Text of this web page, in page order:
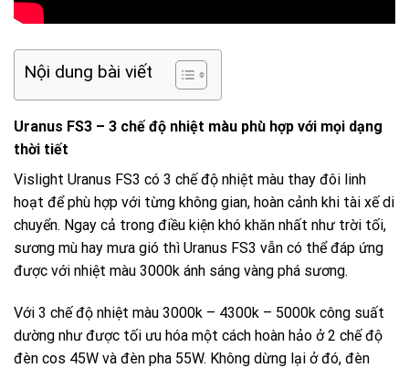
Nội dung bài viết
Uranus FS3 – 3 chế độ nhiệt màu phù hợp với mọi dạng
thời tiết
Vislight Uranus FS3 có 3 chế độ nhiệt màu thay đôi linh
hoạt để phù hợp với từng không gian, hoàn cảnh khi tài xế di
chuyển. Ngay cả trong điều kiện khó khăn nhất như trời tối,
sương mù hay mưa gió thì Uranus FS3 vẫn có thể đáp ứng
được với nhiệt màu 3000k ánh sáng vàng phá sương.
Với 3 chế độ nhiệt màu 3000k – 4300k – 5000k công suất
dường như được tối ưu hóa một cách hoàn hảo ở 2 chế độ
đèn cos 45W và đèn pha 55W. Không dừng lại ở đó, đèn